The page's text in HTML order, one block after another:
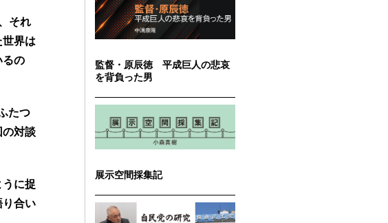
それ
界は
るの
たつ
の対談
に捉
り合い
監督・原辰徳 平成巨人の悲哀
を背負った男
展示空間採集記